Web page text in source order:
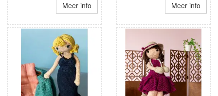
Meer info Meer info